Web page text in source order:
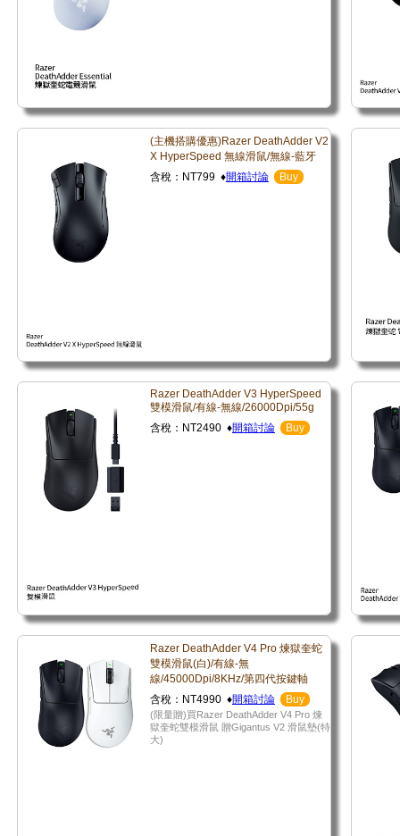
(主機搭購優惠)Razer DeathAdder V2
X HyperSpeed 無線滑鼠/無線-藍牙
含稅：NT799 ♦開箱討論 Buy
Razer DeathAdder V3 HyperSpeed
雙模滑鼠/有線-無線/26000Dpi/55g
含稅：NT2490 ♦開箱討論 Buy
Razer DeathAdder V4 Pro 煉獄奎蛇
雙模滑鼠(白)/有線-無
線/45000Dpi/8KHz/第四代按鍵軸
含稅：NT4990 ♦開箱討論 Buy
(限量贈)買Razer DeathAdder V4 Pro 煉
獄奎蛇雙模滑鼠 贈Gigantus V2 滑鼠墊(特
大)